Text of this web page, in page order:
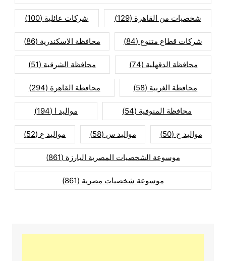
شخصيات من القاهرة (129) شركات عائلية (100)
شركات قطاع متنوع (84) محافظة الاسكندرية (86)
محافظة الدقهلية (74) محافظة الشرقية (51)
محافظة الغربية (58) محافظة القاهرة (294)
محافظة المنوفية (54) مواليد ا (194)
مواليد ح (50) مواليد س (58) مواليد ع (52)
موسوعة الشخصيات المصرية البارزة (861)
موسوعة شخصيات مصرية (861)